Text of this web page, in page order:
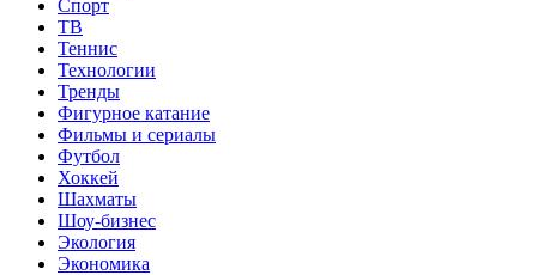
Спорт
ТВ
Теннис
Технологии
Тренды
Фигурное катание
Фильмы и сериалы
Футбол
Хоккей
Шахматы
Шоу-бизнес
Экология
Экономика